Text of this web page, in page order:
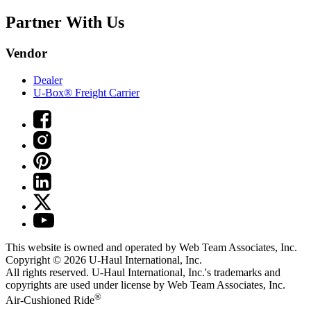
Partner With Us
Vendor
Dealer
U-Box® Freight Carrier
This website is owned and operated by Web Team Associates, Inc.
Copyright © 2026 U-Haul International, Inc.
All rights reserved. U-Haul International, Inc.'s trademarks and
copyrights are used under license by Web Team Associates, Inc.
Air-Cushioned Ride®